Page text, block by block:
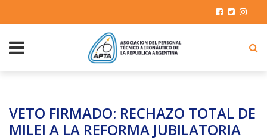
VETO FIRMADO: RECHAZO TOTAL DE
MILEI A LA REFORMA JUBILATORIA